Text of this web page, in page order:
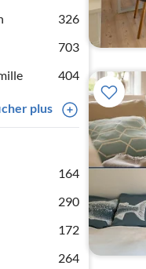
326
703
404
plus
164
290
172
264